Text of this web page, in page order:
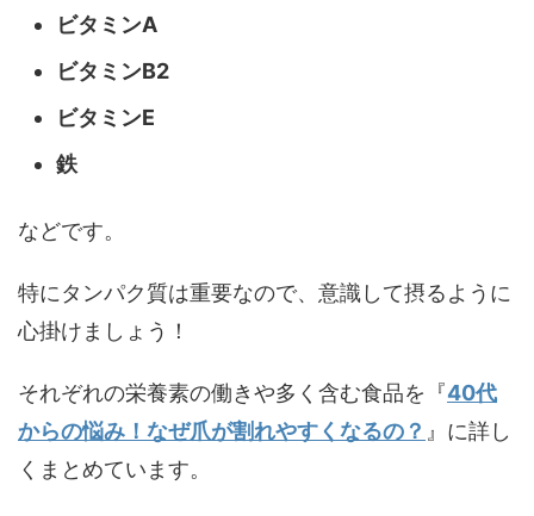
ビタミンA
ビタミンB2
ビタミンE
鉄
などです。
特にタンパク質は重要なので、意識して摂るように
心掛けましょう！
それぞれの栄養素の働きや多く含む食品を『40代
からの悩み！なぜ爪が割れやすくなるの？ 』に詳し
くまとめています。